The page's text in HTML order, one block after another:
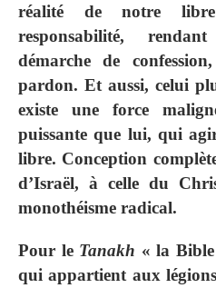
réalité de notre
responsabilité,
démarche de
pardon. Et aussi, celui
existe une force
puissante que lui, qui
libre. Conception
d’Israël, à celle du
monothéisme radical.
Pour le Tanakh « la
qui appartient aux